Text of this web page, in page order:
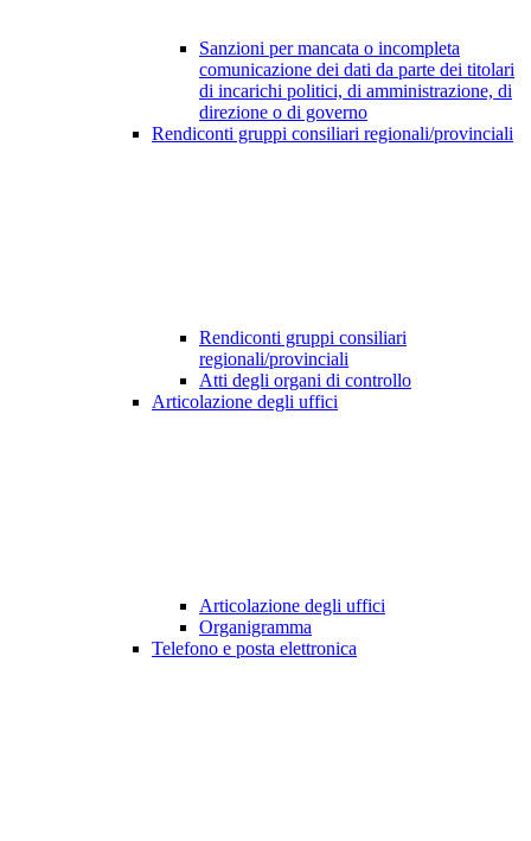
Sanzioni per mancata o incompleta
comunicazione dei dati da parte dei titolari
di incarichi politici, di amministrazione, di
direzione o di governo
Rendiconti gruppi consiliari regionali/provinciali
Rendiconti gruppi consiliari
regionali/provinciali
Atti degli organi di controllo
Articolazione degli uffici
Articolazione degli uffici
Organigramma
Telefono e posta elettronica